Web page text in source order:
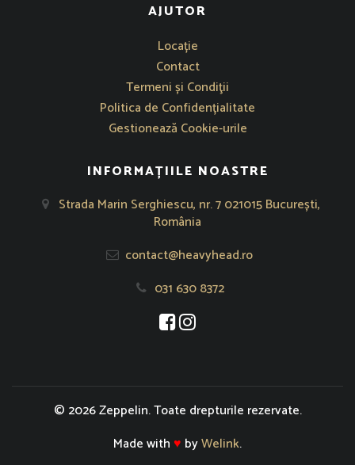
AJUTOR
Se deschide într-o fereastră nouă
Locație
Contact
Termeni și Condiţii
Politica de Confidențialitate
Gestionează Cookie-urile
INFORMAȚIILE NOASTRE
Strada Marin Serghiescu, nr. 7 021015 București,
România
contact@heavyhead.ro
031 630 8372
Se deschide într-o fereastră nouă
Se deschide într-o fereastră
© 2026 Zeppelin. Toate drepturile rezervate.
Made with♥ byWelink.